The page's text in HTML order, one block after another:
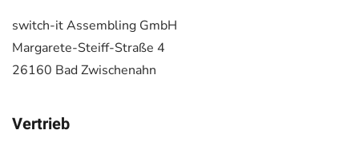
switch-it Assembling GmbH
Margarete-Steiff-Straße 4
26160 Bad Zwischenahn
Vertrieb